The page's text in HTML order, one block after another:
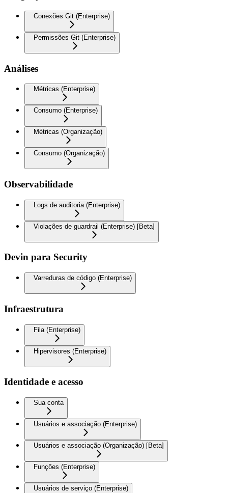
Conexões Git (Enterprise)
Permissões Git (Enterprise)
Análises
Métricas (Enterprise)
Consumo (Enterprise)
Métricas (Organização)
Consumo (Organização)
Observabilidade
Logs de auditoria (Enterprise)
Violações de guardrail (Enterprise) [Beta]
Devin para Security
Varreduras de código (Enterprise)
Infraestrutura
Fila (Enterprise)
Hipervisores (Enterprise)
Identidade e acesso
Sua conta
Usuários e associação (Enterprise)
Usuários e associação (Organização) [Beta]
Funções (Enterprise)
Usuários de serviço (Enterprise)